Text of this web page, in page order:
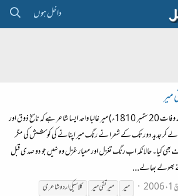
داخل ہوں
میر
میر تقی میر (1137ھ وفات 20 ستمبر 1810ء) میر غالبا واحد ایسا شاعر ہے کہ ناسخ ذوق اور
کر جدید دور تک کے شعرا نے رنگ میر اپنانے کی کوشش کی مگر
بھی کیا۔ حالانکہ اب رنگ تغزل اور معیار غزل وہ نہیں جو دو صدی قبل
بھولے بھالے...
میر میرتقیمیر
کلاسیکی اردو شاعری